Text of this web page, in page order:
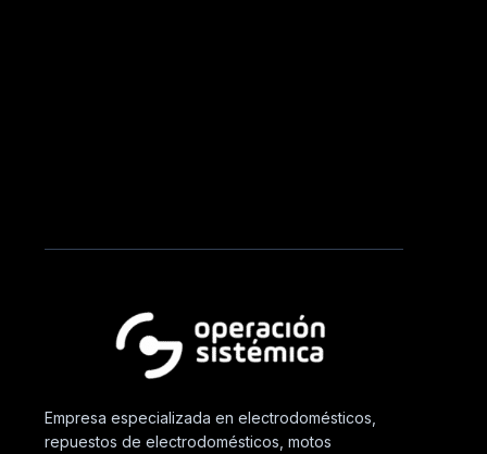
Empresa especializada en electrodomésticos,
repuestos de electrodomésticos, motos